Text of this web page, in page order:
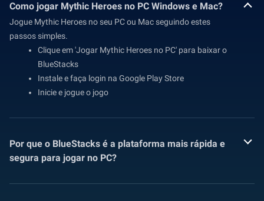
Como jogar Mythic Heroes no PC Windows e Mac?
Jogue Mythic Heroes no seu PC ou Mac seguindo estes
passos simples.
Clique em 'Jogar Mythic Heroes no PC' para baixar o
BlueStacks
Instale e faça login na Google Play Store
Inicie e jogue o jogo
Por que o BlueStacks é a plataforma mais rápida e
segura para jogar no PC?